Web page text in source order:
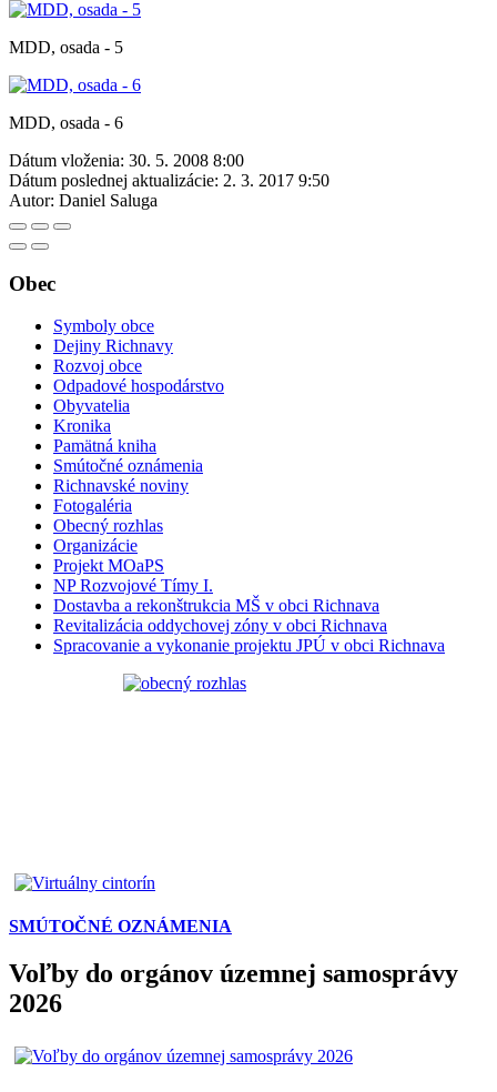
MDD, osada - 5
MDD, osada - 6
Dátum vloženia: 30. 5. 2008 8:00
Dátum poslednej aktualizácie: 2. 3. 2017 9:50
Autor: Daniel Saluga
Obec
Symboly obce
Dejiny Richnavy
Rozvoj obce
Odpadové hospodárstvo
Obyvatelia
Kronika
Pamätná kniha
Smútočné oznámenia
Richnavské noviny
Fotogaléria
Obecný rozhlas
Organizácie
Projekt MOaPS
NP Rozvojové Tímy I.
Dostavba a rekonštrukcia MŠ v obci Richnava
Revitalizácia oddychovej zóny v obci Richnava
Spracovanie a vykonanie projektu JPÚ v obci Richnava
SMÚTOČNÉ OZNÁMENIA
Voľby do orgánov územnej samosprávy
2026